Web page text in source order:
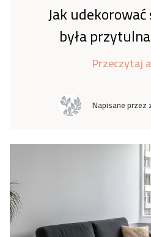
Jak
była
Przeczytaj
Napisane przez